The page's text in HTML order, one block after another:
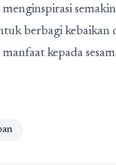
berbagi kebaikan
kepada